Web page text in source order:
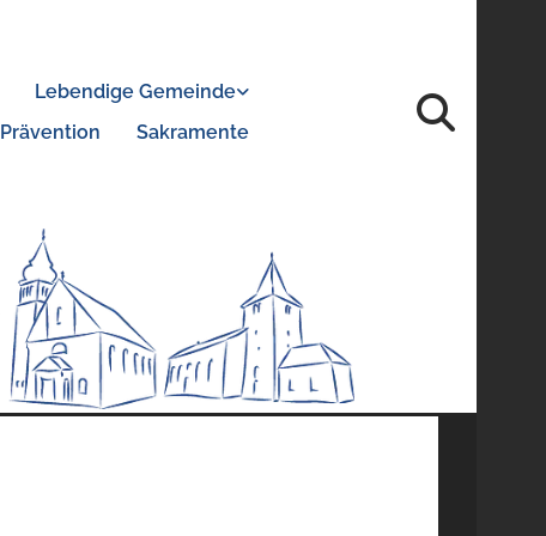
Lebendige Gemeinde
Prävention Sakramente